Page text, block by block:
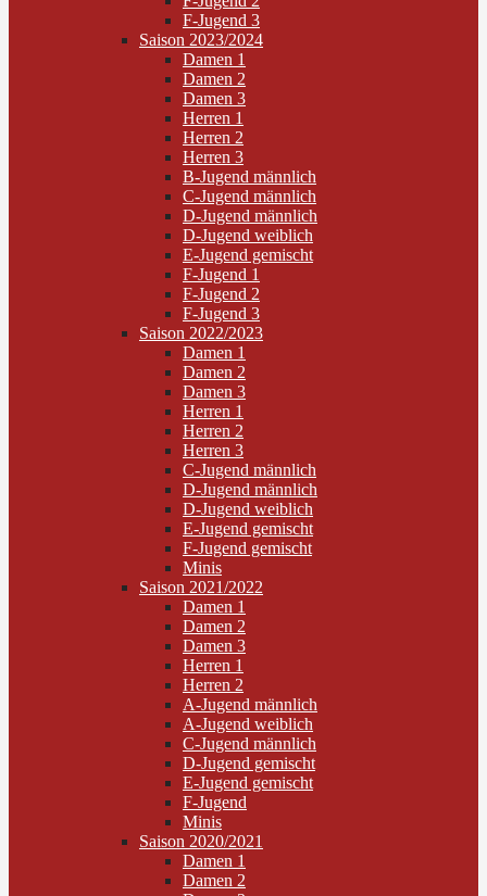
F-Jugend 3
Saison 2023/2024
Damen 1
Damen 2
Damen 3
Herren 1
Herren 2
Herren 3
B-Jugend männlich
C-Jugend männlich
D-Jugend männlich
D-Jugend weiblich
E-Jugend gemischt
F-Jugend 1
F-Jugend 2
F-Jugend 3
Saison 2022/2023
Damen 1
Damen 2
Damen 3
Herren 1
Herren 2
Herren 3
C-Jugend männlich
D-Jugend männlich
D-Jugend weiblich
E-Jugend gemischt
F-Jugend gemischt
Minis
Saison 2021/2022
Damen 1
Damen 2
Damen 3
Herren 1
Herren 2
A-Jugend männlich
A-Jugend weiblich
C-Jugend männlich
D-Jugend gemischt
E-Jugend gemischt
F-Jugend
Minis
Saison 2020/2021
Damen 1
Damen 2